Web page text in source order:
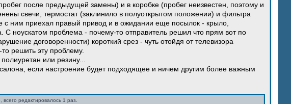
после предыдущей замены) и в коробке (пробег неизвестен, поэтому и
свечи, термостат (заклинило в полуоткрытом положении) и фильтра
с ним приехал правый привод и в ожидании еще посылок - крыло,
С ноускатом проблема - почему-то отправитель решил что прям вот по
договоренности) короткий срез - чуть отойдя от телевизора
решить эту проблему.
или резину...
если настроение будет подходящее и ничем другим более важным
редактировалось 1 раз.